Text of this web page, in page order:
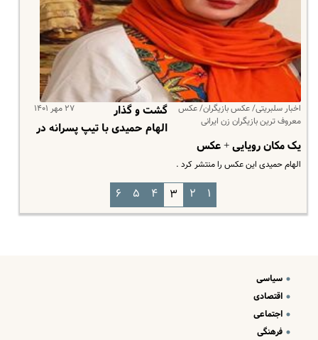
اخبار سلبریتی/ عکس بازیگران/ عکس
معروف ترین بازیگران زن ایرانی
۲۷ مهر ۱۴۰۱
گشت و گذار
الهام حمیدی با تیپ پسرانه در
یک مکان رویایی + عکس
الهام حمیدی این عکس را منتشر کرد .
۱ ۲ ۳ ۴ ۵ ۶
سیاسی
اقتصادی
اجتماعی
فرهنگی